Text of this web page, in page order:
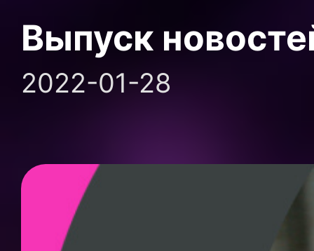
Выпуск
2022-01-28